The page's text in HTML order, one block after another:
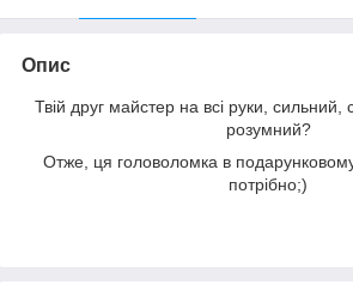
Опис
Твій друг майстер на всі руки, сильний,
розумний?
Отже, ця головоломка в
потрібно;)